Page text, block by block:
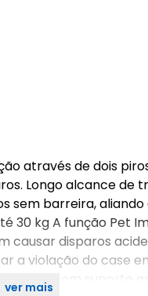
através de dois
Longo alcance de
barreira,
30 kg A função Pet
disparos
a violação do case
Conta com suporte
ver mais